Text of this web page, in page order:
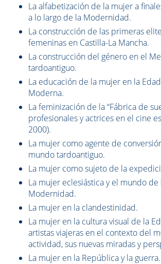
La alfabetización de la mujer a
a lo largo de la Modernidad.
La construcción de las primeras
femeninas en Castilla-La Mancha.
La construcción del género en el
tardoantiguo.
La educación de la mujer en la
Moderna.
La feminización de la “Fábrica de
profesionales y actrices en el cine
2000).
La mujer como agente de
mundo tardoantiguo.
La mujer como sujeto de la
La mujer eclesiástica y el mundo de
Modernidad.
La mujer en la clandestinidad.
La mujer en la cultura visual de la
artistas viajeras en el contexto del
actividad, sus nuevas miradas y
La mujer en la República y la guerra.